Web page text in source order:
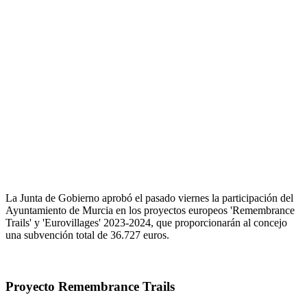
La Junta de Gobierno aprobó el pasado viernes la participación del
Ayuntamiento de Murcia en los proyectos europeos 'Remembrance
Trails' y 'Eurovillages' 2023-2024, que proporcionarán al concejo
una subvención total de 36.727 euros.
Proyecto Remembrance Trails